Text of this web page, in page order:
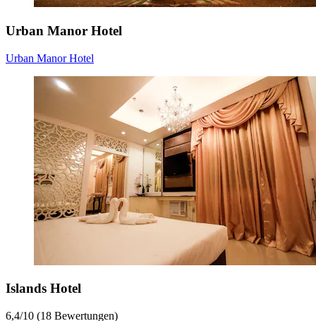
Urban Manor Hotel
Urban Manor Hotel
Islands Hotel
6,4/10 (18 Bewertungen)